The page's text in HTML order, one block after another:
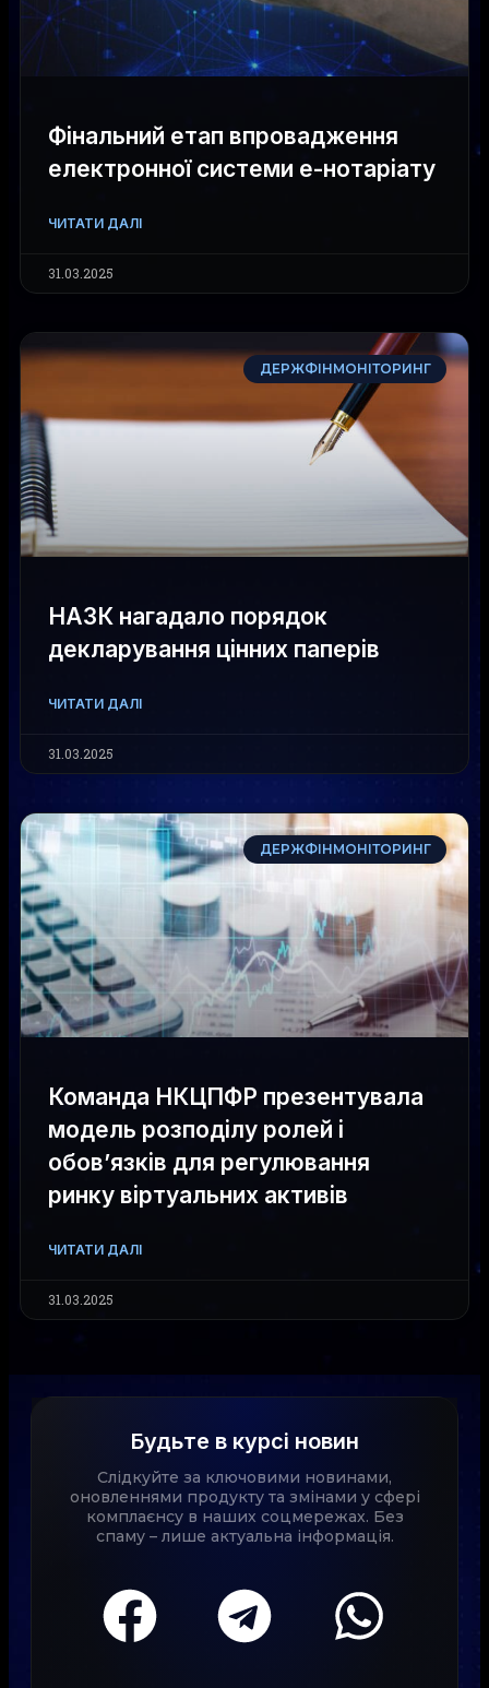
Фінальний етап впровадження
електронної системи е-нотаріату
ЧИТАТИ ДАЛІ
31.03.2025
ДЕРЖФІНМОНІТОРИНГ
НАЗК нагадало порядок
декларування цінних паперів
ЧИТАТИ ДАЛІ
31.03.2025
ДЕРЖФІНМОНІТОРИНГ
Команда НКЦПФР презентувала
модель розподілу ролей і
обов’язків для регулювання
ринку віртуальних активів
ЧИТАТИ ДАЛІ
31.03.2025
Будьте в курсі новин
Слідкуйте за ключовими новинами,
оновленнями продукту та змінами у сфері
комплаєнсу в наших соцмережах. Без
спаму – лише актуальна інформація.